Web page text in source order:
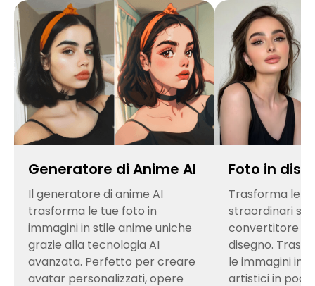
Generatore di Anime AI
Il generatore di anime AI
trasforma le tue foto in
immagini in stile anime uniche
grazie alla tecnologia AI
avanzata. Perfetto per creare
avatar personalizzati, opere
Foto in
Trasforma le
straordinari
convertitore
disegno.
le immagini in
artistici in